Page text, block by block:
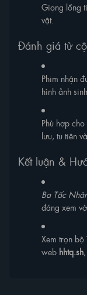
Giọng lồng
vật.
Đánh giá từ
Phim nhận
hình ảnh
Phù hợp
lưu, tu tiên
Kết luận &
Ba Tấc
đáng xem
Xem trọn bộ
web hhtq.sh